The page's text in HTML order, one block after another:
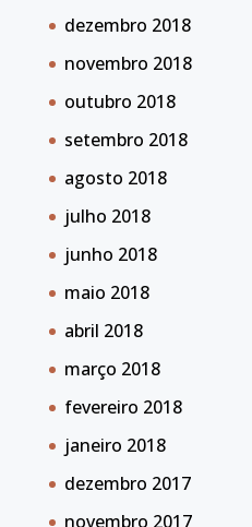
dezembro 2018
novembro 2018
outubro 2018
setembro 2018
agosto 2018
julho 2018
junho 2018
maio 2018
abril 2018
março 2018
fevereiro 2018
janeiro 2018
dezembro 2017
novembro 2017